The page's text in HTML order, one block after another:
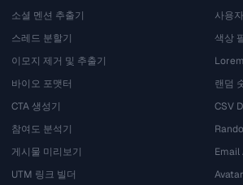
소셜 멘션 추출기
스레드 분할기
이모지 제거 및 추출기
바이오 포맷터
CTA 생성기
참여도 분석기
게시물 미리보기
UTM 링크 빌더
사용
색상
랜덤
CSV
Email